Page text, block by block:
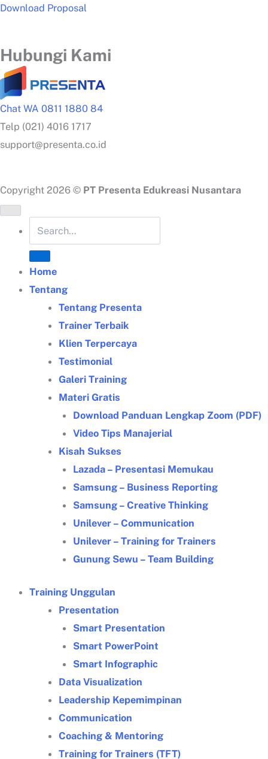
Download Proposal
Hubungi Kami
Chat WA 0811 1880 84
Telp (021) 4016 1717
support@presenta.co.id
Copyright 2026 © PT Presenta Edukreasi Nusantara
Home
Tentang
Tentang Presenta
Trainer Terbaik
Klien Terpercaya
Testimonial
Galeri Training
Materi Gratis
Download Panduan Lengkap Zoom (PDF)
Video Tips Manajerial
Kisah Sukses
Lazada – Presentasi Memukau
Samsung – Business Reporting
Samsung – Creative Thinking
Unilever – Communication
Unilever – Training for Trainers
Gunung Sewu – Team Building
Training Unggulan
Presentation
Smart Presentation
Smart PowerPoint
Smart Infographic
Data Visualization
Leadership Kepemimpinan
Communication
Coaching & Mentoring
Training for Trainers (TFT)